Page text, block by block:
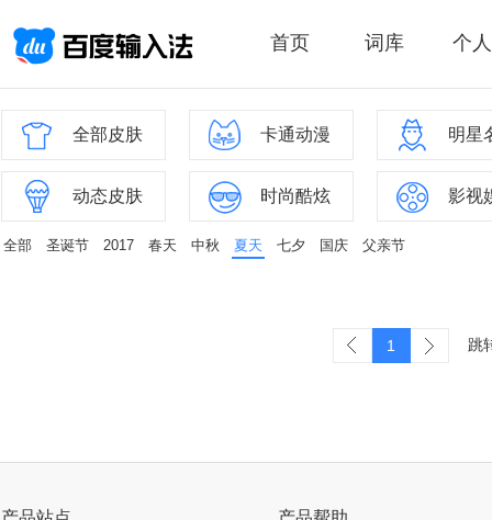
首页 词库 个
全部皮肤 卡通动漫 明星
动态皮肤 时尚酷炫 影视
全部 圣诞节 2017 春天 中秋 夏天 七夕 国庆 父亲节
1 跳